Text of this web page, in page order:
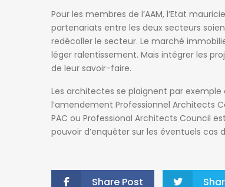
Pour les membres de l’AAM, l’Etat
partenariats entre les deux secteurs
redécoller le secteur. Le marché
léger ralentissement. Mais intégrer les
de leur savoir-faire.
Les architectes se plaignent par
l’amendement Professionnel Architects
PAC ou Professional Architects Council
pouvoir d’enquêter sur les éventuels
Share Post